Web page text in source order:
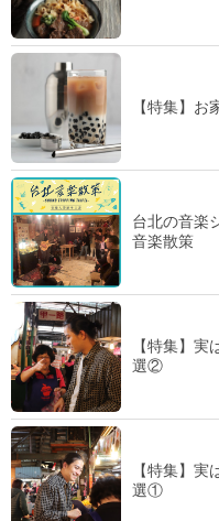
【特集】
台北の音楽
音楽散策
【特集】実
選②
【特集】実
選①